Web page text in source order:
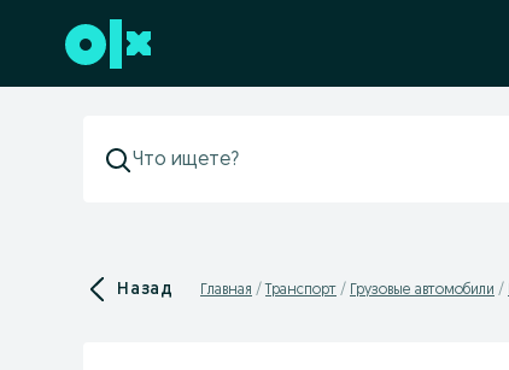
Перейти к нижнему колонтитулу
Назад Главная Транспорт Грузовые автомобили